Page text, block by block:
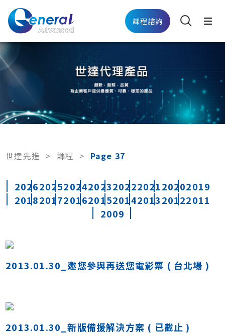
課程諮詢
世達先進 > 課程 > Page 37
20262025202420232022202120202019
20182017201620152014201320122011
2009
2013.01.30_邀您參與再送您電影票 ( 台北場 )
2013.01.30_新版備援解決方案 ( 已截止 )